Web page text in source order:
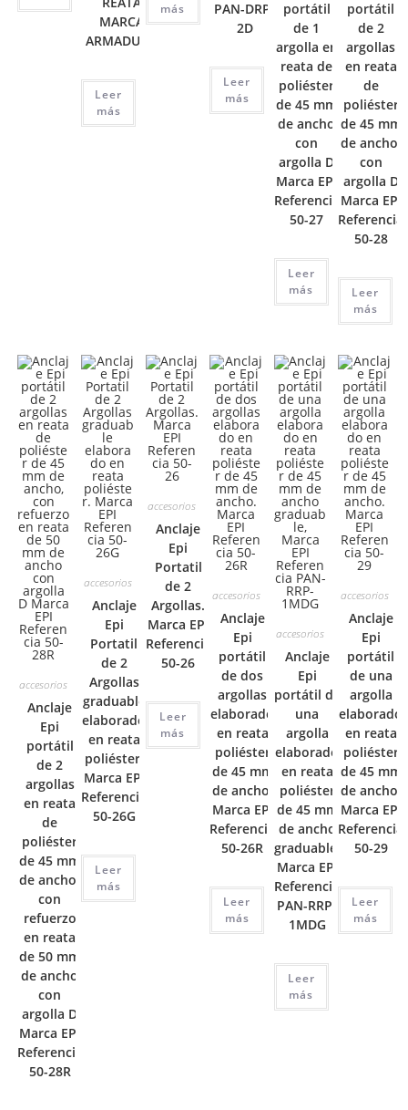
MARCA
ARMADURA
Leer
más
más
PAN-DRP-
2D
Leer
más
portátil
de 1
argolla en
reata de
poliéster
de 45 mm
de ancho
con
argolla D
Marca EPI
Referencia
50-27
Leer
más
portátil
de 2
argollas
en reata
de
poliéster
de 45 mm
de ancho,
con
argolla D
Marca EPI
Referencia
50-28
Leer
más
accesorios
Anclaje
Epi
portátil
de 2
argollas
en reata
de
poliéster
de 45 mm
de ancho,
con
refuerzo
en reata
de 50 mm
de ancho
con
argolla D
Marca EPI
Referencia
50-28R
accesorios
Anclaje
Epi
Portatil
de 2
Argollas
graduable
elaborado
en reata
poliéster.
Marca EPI
Referencia
50-26G
Leer
más
accesorios
Anclaje
Epi
Portatil
de 2
Argollas.
Marca EPI
Referencia
50-26
Leer
más
accesorios
Anclaje
Epi
portátil
de dos
argollas
elaborado
en reata
poliéster
de 45 mm
de ancho.
Marca EPI
Referencia
50-26R
Leer
más
accesorios
Anclaje
Epi
portátil de
una
argolla
elaborado
en reata
poliéster
de 45 mm
de ancho
graduable,
Marca EPI
Referencia
PAN-RRP-
1MDG
Leer
más
accesorios
Anclaje
Epi
portátil
de una
argolla
elaborado
en reata
poliéster
de 45 mm
de ancho.
Marca EPI
Referencia
50-29
Leer
más